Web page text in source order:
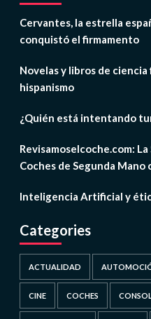
Cervantes, la estrella
conquistó el firmamento
Novelas y libros de
hispanismo
¿Quién está intentando
Revisamoselcoche.com:
Coches de Segunda Mano
Inteligencia Artificial y
Categories
ACTUALIDAD
CINE COCHES